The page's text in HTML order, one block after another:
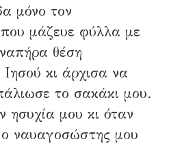
μόνο τον
μάζευε φύλλα με
θέση
κι άρχισα να
το σακάκι μου.
ησυχία μου κι όταν
ναυαγοσώστης μου